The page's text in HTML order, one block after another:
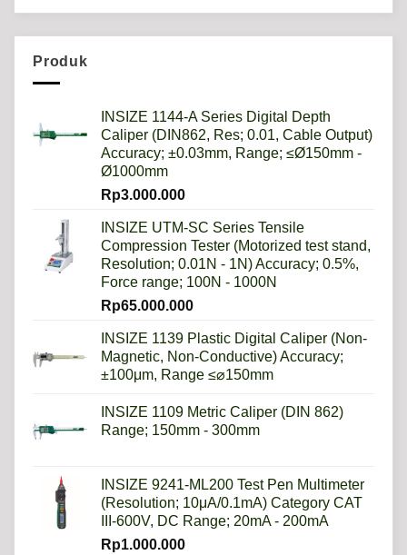
Lebih
Produk
INSIZE 1144-A Series Digital Depth
Caliper (DIN862, Res; 0.01, Cable Output)
Accuracy; ±0.03mm, Range; ≤Ø150mm -
Ø1000mm
Rp3.000.000
INSIZE UTM-SC Series Tensile
Compression Tester (Motorized test stand,
Resolution; 0.01N - 1N) Accuracy; 0.5%,
Force range; 100N - 1000N
Rp65.000.000
INSIZE 1139 Plastic Digital Caliper (Non-
Magnetic, Non-Conductive) Accuracy;
±100μm, Range ≤⌀150mm
INSIZE 1109 Metric Caliper (DIN 862)
Range; 150mm - 300mm
INSIZE 9241-ML200 Test Pen Multimeter
(Resolution; 10μA/0.1mA) Category CAT
III-600V, DC Range; 20mA - 200mA
Rp1.000.000